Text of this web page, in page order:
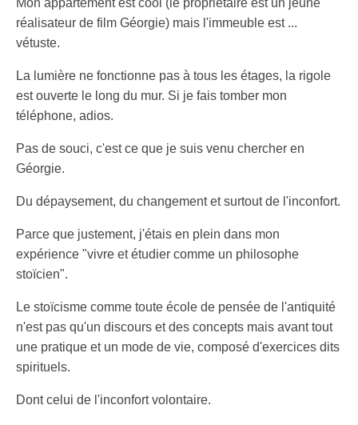
Mon appartement est cool (le propriétaire est un jeune
réalisateur de film Géorgie) mais l'immeuble est ...
vétuste.
La lumière ne fonctionne pas à tous les étages, la rigole
est ouverte le long du mur. Si je fais tomber mon
téléphone, adios.
Pas de souci, c'est ce que je suis venu chercher en
Géorgie.
Du dépaysement, du changement et surtout de l'inconfort.
Parce que justement, j'étais en plein dans mon
expérience "vivre et étudier comme un philosophe
stoïcien".
Le stoïcisme comme toute école de pensée de l'antiquité
n'est pas qu'un discours et des concepts mais avant tout
une pratique et un mode de vie, composé d'exercices dits
spirituels.
Dont celui de l'inconfort volontaire.